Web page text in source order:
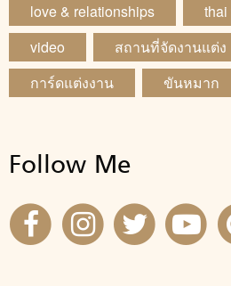
love & relationships
video
สถานที่จัดงานแต่ง
การ์ดแต่งงาน
ขันหมาก
Follow Me